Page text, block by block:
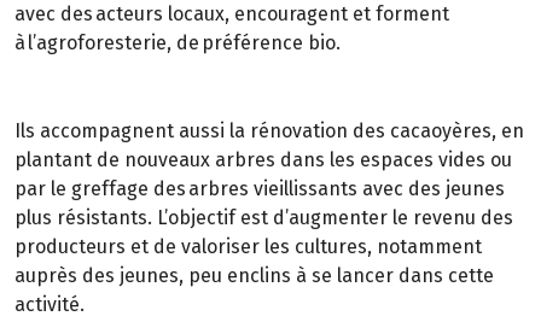
avec des acteurs locaux, encouragent et forment
à l’agroforesterie, de préférence bio.
Ils accompagnent aussi la rénovation des cacaoyères, en
plantant de nouveaux arbres dans les espaces vides ou
par le greffage des arbres vieillissants avec des jeunes
plus résistants. L’objectif est d’augmenter le revenu des
producteurs et de valoriser les cultures, notamment
auprès des jeunes, peu enclins à se lancer dans cette
activité.